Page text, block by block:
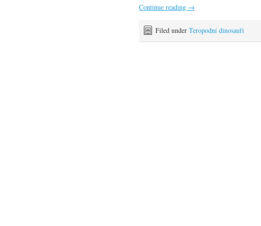
Continue reading →
Filed under Teropodní dinosauři